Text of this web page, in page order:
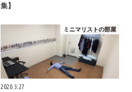
集】
ミニマリストの部屋
2020.3.27